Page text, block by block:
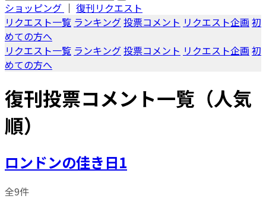
ショッピング ｜ 復刊リクエスト
リクエスト一覧 ランキング投票コメント リクエスト企画 初
めての方へ
リクエスト一覧 ランキング投票コメント リクエスト企画 初
めての方へ
復刊投票コメント一覧（人気
順）
ロンドンの佳き日1
全9件